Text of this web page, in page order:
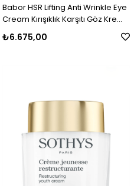
Babor HSR Lifting Anti Wrinkle Eye
Cream Kırışıklık Karşıtı Göz Kremi
30 ml
₺6.675,00